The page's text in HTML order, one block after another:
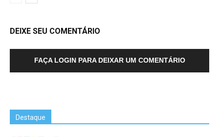
DEIXE SEU COMENTÁRIO
FAÇA LOGIN PARA DEIXAR UM COMENTÁRIO
Destaque